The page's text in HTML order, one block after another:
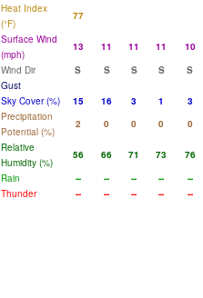
Heat Index
(°F)
77
Surface Wind
(mph)
13 11 11 11 10
Wind Dir
S S S S S
Gust
Sky Cover (%)
15 16 3 1 3
Precipitation
Potential (%)
2 0 0 0 0
Relative
Humidity (%)
56 66 71 73 76
Rain
-- -- -- -- --
Thunder
-- -- -- -- --